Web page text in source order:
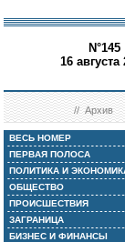
N°145
16 августа
//Архив
ВЕСЬ НОМЕР
ПЕРВАЯ ПОЛОСА
ПОЛИТИКА И
ОБЩЕСТВО
ПРОИСШЕСТВИЯ
ЗАГРАНИЦА
БИЗНЕС И ФИНАНСЫ